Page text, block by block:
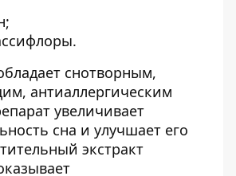
снотворным,
антиаллергическим
увеличивает
сна и улучшает его
экстракт